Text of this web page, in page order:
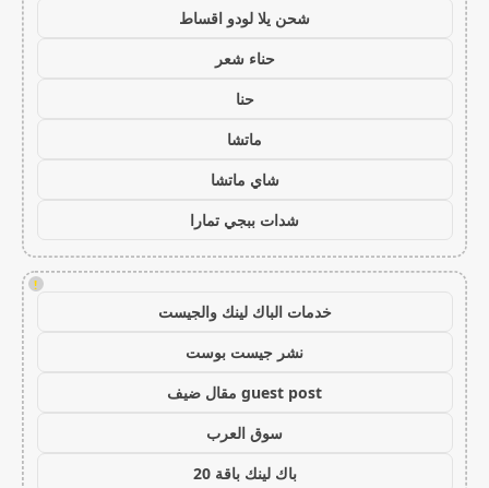
شحن يلا لودو اقساط
حناء شعر
حنا
ماتشا
شاي ماتشا
شدات ببجي تمارا
!
خدمات الباك لينك والجيست
نشر جيست بوست
guest post مقال ضيف
سوق العرب
باك لينك باقة 20